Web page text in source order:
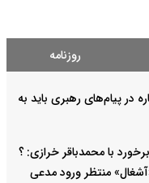
روزنامه
در پیام‌های رهبری باید به
با محمدباقر خرازی: ؟
منتظر ورود مدعی